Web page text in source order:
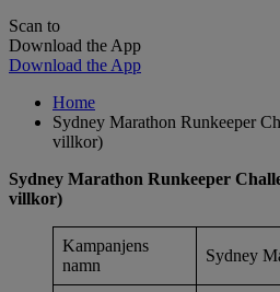
Scan to
Download the App
Download the App
Home
Sydney Marathon Runkeeper
villkor)
Sydney Marathon Runkeeper
villkor)
Kampanjens
namn
Sydney